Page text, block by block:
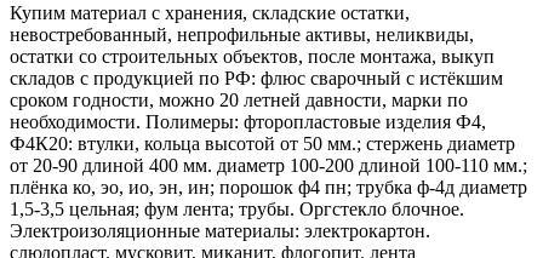
Купим материал с хранения, складские остатки,
невостребованный, непрофильные активы, неликвиды,
остатки со строительных объектов, после монтажа, выкуп
складов с продукцией по РФ: флюс сварочный с истёкшим
сроком годности, можно 20 летней давности, марки по
необходимости. Полимеры: фторопластовые изделия Ф4,
Ф4К20: втулки, кольца высотой от 50 мм.; стержень диаметр
от 20-90 длиной 400 мм. диаметр 100-200 длиной 100-110 мм.;
плёнка ко, эо, ио, эн, ин; порошок ф4 пн; трубка ф-4д диаметр
1,5-3,5 цельная; фум лента; трубы. Оргстекло блочное.
Электроизоляционные материалы: электрокартон.
слюдопласт. мусковит, миканит, флогопит. лента